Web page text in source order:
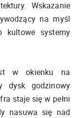
Wskazanie
na myśl
kultowe systemy
w okienku na
dysk godzinowy
staje się w pełni
nasuwa się nad